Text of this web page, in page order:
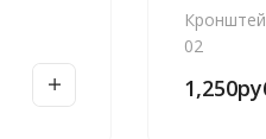
02
1,250